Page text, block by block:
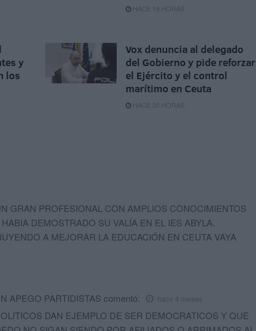
HACE 19 HORAS
y
los
Vox denuncia al delegado
del Gobierno y pide reforzar
el Ejército y el control
marítimo en Ceuta
HACE 20 HORAS
GRAN PROFESIONAL CON AMPLIOS CONOCIMIENTOS
DEMOSTRADO SU VALÍA EN EL IES ABYLA.
A MEJORAR LA EDUCACIÓN EN CEUTA VAYA
APEGO PARTIDISTAS comentó: hace 4 meses
DAN EJEMPLO DE SER DEMOCRATICOS Y QUE